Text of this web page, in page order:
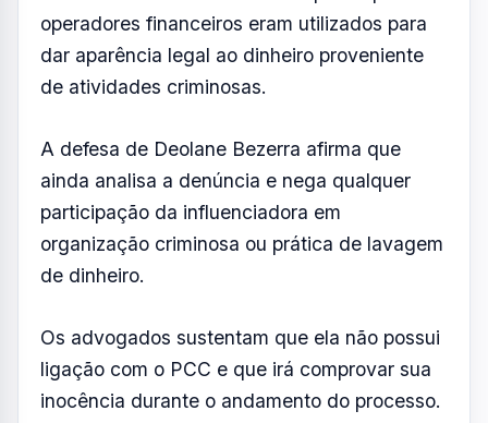
ligação com o PCC e que irá comprovar sua
inocência durante o andamento do processo.
os acusados passam oficialmente à condição
de réus. A partir de agora, o processo entra
na fase de instrução, quando serão
produzidas provas, ouvidas testemunhas e
apresentadas as teses de acusação e defesa
Foto: Reprodução / Instagram